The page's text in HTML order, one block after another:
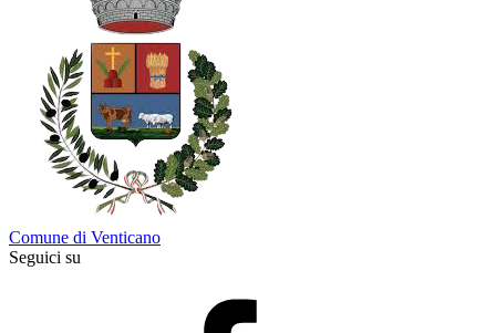
Comune di Venticano
Seguici su